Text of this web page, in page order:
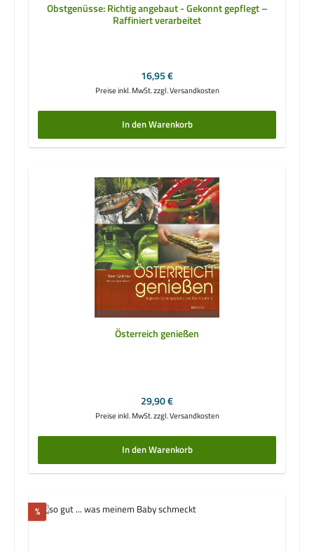
Obstgenüsse: Richtig angebaut - Gekonnt gepflegt –
Raffiniert verarbeitet
Regulärer Preis:
16,95 €
Preise inkl. MwSt. zzgl. Versandkosten
In den Warenkorb
Österreich genießen
Regulärer Preis:
29,90 €
Preise inkl. MwSt. zzgl. Versandkosten
In den Warenkorb
%Rabatt